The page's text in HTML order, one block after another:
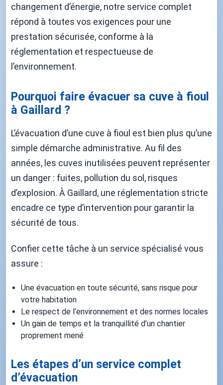
changement d’énergie, notre service complet
répond à toutes vos exigences pour une
prestation sécurisée, conforme à la
réglementation et respectueuse de
l’environnement.
Pourquoi faire évacuer sa cuve à fioul
à Gaillard ?
L’évacuation d’une cuve à fioul est bien plus qu’une
simple démarche administrative. Au fil des
années, les cuves inutilisées peuvent représenter
un danger : fuites, pollution du sol, risques
d’explosion. À Gaillard, une réglementation stricte
encadre ce type d’intervention pour garantir la
sécurité de tous.
Confier cette tâche à un service spécialisé vous
assure :
Une évacuation en toute sécurité, sans risque pour
votre habitation
Le respect de l’environnement et des normes locales
Un gain de temps et la tranquillité d’un chantier
proprement mené
Les étapes d’un service complet
d’évacuation